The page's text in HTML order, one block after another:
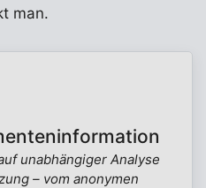
man.
unabhängiger Analyse
– vom anonymen